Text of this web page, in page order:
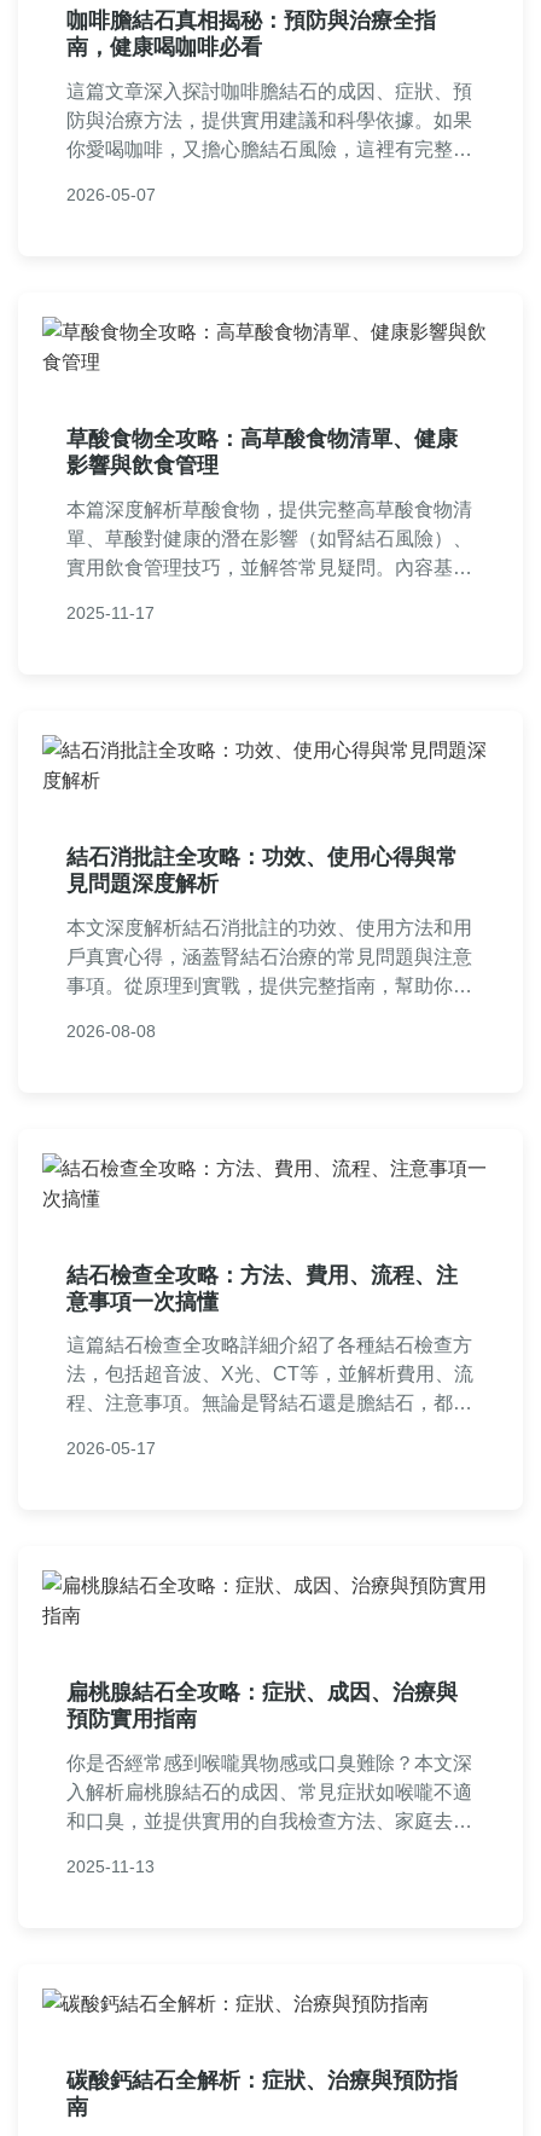
咖啡膽結石真相揭秘：預防與治療全指
南，健康喝咖啡必看
這篇文章深入探討咖啡膽結石的成因、症狀、預
防與治療方法，提供實用建議和科學依據。如果
你愛喝咖啡，又擔心膽結石風險，這裡有完整解
享受咖啡。
2026-05-07
草酸食物全攻略：高草酸食物清單、健康
影響與飲食管理
本篇深度解析草酸食物，提供完整高草酸食物清
單、草酸對健康的潛在影響（如腎結石風險）、
實用飲食管理技巧，並解答常見疑問。內容基於
防健康問題。適合關注飲食健康的讀者參考。
2025-11-17
結石消批註全攻略：功效、使用心得與常
見問題深度解析
本文深度解析結石消批註的功效、使用方法和用
戶真實心得，涵蓋腎結石治療的常見問題與注意
事項。從原理到實戰，提供完整指南，幫助你做
2026-08-08
結石檢查全攻略：方法、費用、流程、注
意事項一次搞懂
這篇結石檢查全攻略詳細介紹了各種結石檢查方
法，包括超音波、X光、CT等，並解析費用、流
程、注意事項。無論是腎結石還是膽結石，都能
要的困擾。文章還包含常見問答，解決您的所有
2026-05-17
扁桃腺結石全攻略：症狀、成因、治療與
預防實用指南
你是否經常感到喉嚨異物感或口臭難除？本文深
入解析扁桃腺結石的成因、常見症狀如喉嚨不適
和口臭，並提供實用的自我檢查方法、家庭去除
刮除術，以及長期預防策略。文中包含真實案例
2025-11-13
碳酸鈣結石全解析：症狀、治療與預防指
南